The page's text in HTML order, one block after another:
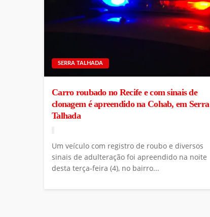
SERRA TALHADA
Carro roubado no Recife e com sinais de
clonagem é apreendido na Cohab, em Serra
Talhada
Um veículo com registro de roubo e diversos
sinais de adulteração foi apreendido na noite
desta terça-feira (4), no bairro...